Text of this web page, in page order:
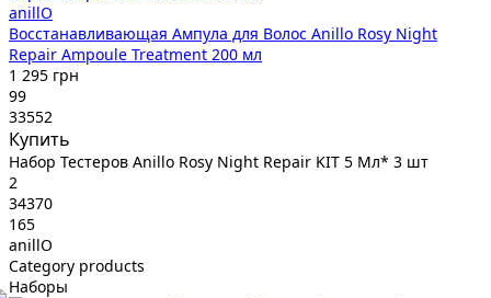
anillO
Восстанавливающая Ампула для Волос Anillo Rosy Night
Repair Ampoule Treatment 200 мл
1 295 грн
99
33552
Купить
Набор Тестеров Anillo Rosy Night Repair KIT 5 Мл* 3 шт
2
34370
165
anillO
Category products
Наборы